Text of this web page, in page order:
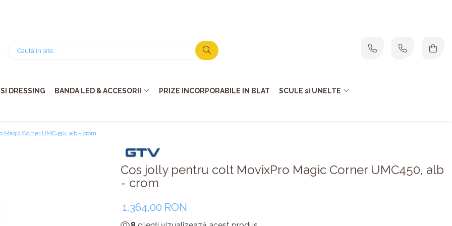
DRESSING BANDA LED & ACCESORII PRIZE INCORPORABILE IN BLAT SCULE si UNELTE
Magic Corner UMC450, alb - crom
Cos jolly pentru colt MovixPro Magic Corner UMC450, alb
- crom
1.364,00 RON